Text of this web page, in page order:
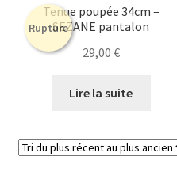
Rupture
Tenue poupée 34cm –
SEZANE pantalon
29,00 €
Lire la suite